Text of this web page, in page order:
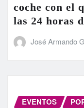
coche con el
las 24 horas
José Armando
EVENTOS